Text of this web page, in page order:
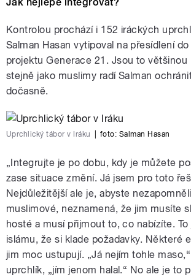
Kontrolou prochází i 152 iráckých
Salman Hasan vytipoval na přesídlení
projektu Generace 21. Jsou to většinou
stejně jako muslimy radí Salman
dočasně.
Uprchlický tábor v Iráku foto: Salman Hasan
„Integrujte je po dobu, kdy je můžete
zase situace změní. Já jsem pro toto
Nejdůležitější ale je, abyste
muslimové, neznamená, že jim musíte
hosté a musí přijmout to, co nabízíte. To
islámu, že si klade požadavky. Některé
jim moc ustupují. „Já nejím tohle
uprchlík, „jím jenom halal.“ No ale je to